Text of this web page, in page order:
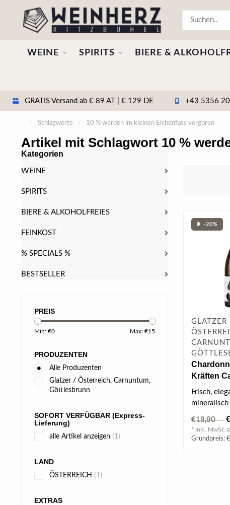
WEINE SPIRITS BIERE &
GRATIS Versand ab € 89 AT | € 129 DE +43 5356
/ Schlagworte / 10 % werden im kleinen Eichenfass vergoren
Artikel mit Schlagwort 10 %
PREIS
Min: €0 Max: €15
PRODUZENTEN
Alle Produzenten
Glatzer / Österreich, Carnuntum,
Göttlesbrunn
SOFORT VERFÜGBAR (Express-
Lieferung)
alle Artikel anzeigen (1)
LAND
ÖSTERREICH (1)
EXTRAS
Kategorien
WEINE
SPIRITS
BIERE & ALKOHOLFREIES
FEINKOST
% SPECIALS %
BESTSELLER
❥ -20%
GLATZER
Kräften
DAC 2023
Frisch,
mit sa..
€18,80
* Inkl. MwSt.
Grundpreis: